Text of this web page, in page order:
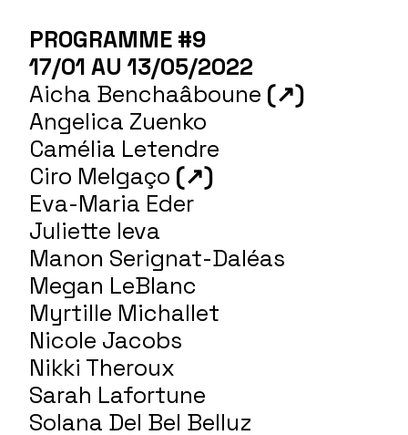
PROGRAMME #9
17/01 AU 13/05/2022
Aicha Benchaâboune (↗)
Angelica Zuenko
Camélia Letendre
Ciro Melgaço (↗)
Eva-Maria Eder
Juliette Ieva
Manon Serignat-Daléas
Megan LeBlanc
Myrtille Michallet
Nicole Jacobs
Nikki Theroux
Sarah Lafortune
Solana Del Bel Belluz